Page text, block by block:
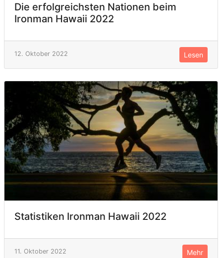
Die erfolgreichsten Nationen beim
Ironman Hawaii 2022
12. Oktober 2022 Lesen
Statistiken Ironman Hawaii 2022
11. Oktober 2022 Mehr